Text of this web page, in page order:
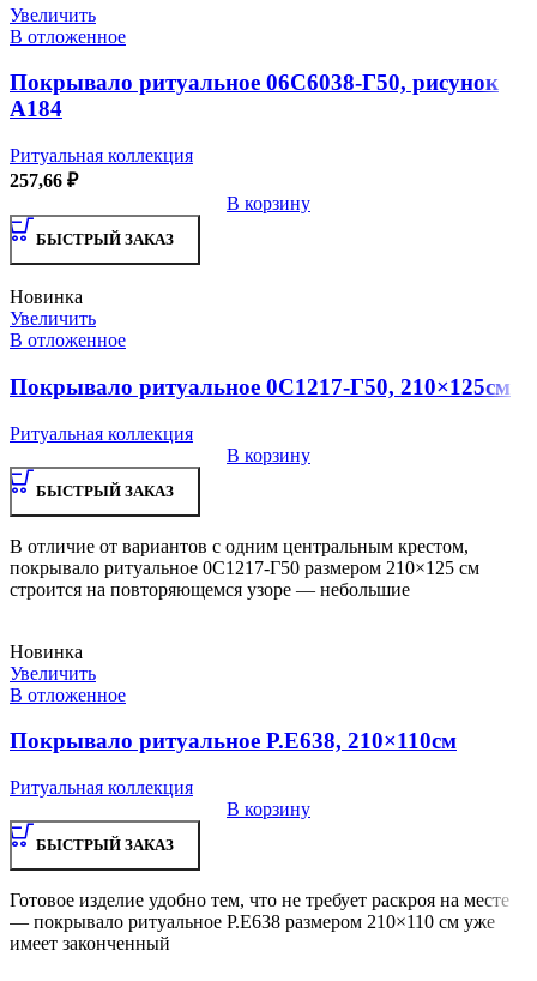
Увеличить
В отложенное
Покрывало ритуальное 06С6038-Г50, рисунок
А184
Ритуальная коллекция
257,66 ₽
В корзину
БЫСТРЫЙ ЗАКАЗ
Новинка
Увеличить
В отложенное
Покрывало ритуальное 0С1217-Г50, 210×125см
Ритуальная коллекция
В корзину
БЫСТРЫЙ ЗАКАЗ
В отличие от вариантов с одним центральным крестом,
покрывало ритуальное 0С1217-Г50 размером 210×125 см
строится на повторяющемся узоре — небольшие
Новинка
Увеличить
В отложенное
Покрывало ритуальное Р.Е638, 210×110см
Ритуальная коллекция
В корзину
БЫСТРЫЙ ЗАКАЗ
Готовое изделие удобно тем, что не требует раскроя на месте
— покрывало ритуальное Р.Е638 размером 210×110 см уже
имеет законченный